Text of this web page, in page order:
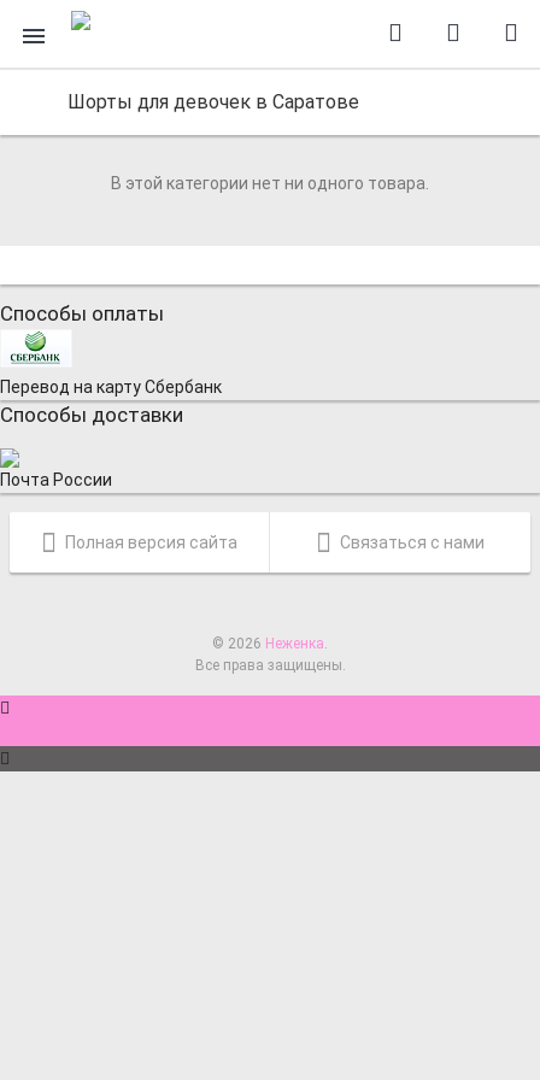
Шорты для девочек в Саратове
В этой категории нет ни одного товара.
Способы оплаты
Перевод на карту Сбербанк
Способы доставки
Почта России
Полная версия сайта Связаться с нами
© 2026 Неженка.
Все права защищены.